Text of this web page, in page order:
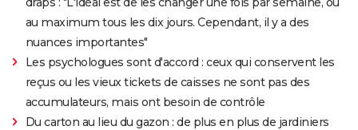
au maximum tous les dix jours. Cependant, il y a des
nuances importantes"
Les psychologues sont d'accord : ceux qui conservent les
reçus ou les vieux tickets de caisses ne sont pas des
accumulateurs, mais ont besoin de contrôle
Du carton au lieu du gazon : de plus en plus de jardiniers